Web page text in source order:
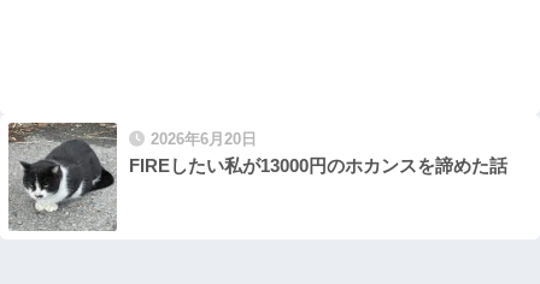
2026年6月20日
FIREしたい私が13000円のホカンスを諦めた話